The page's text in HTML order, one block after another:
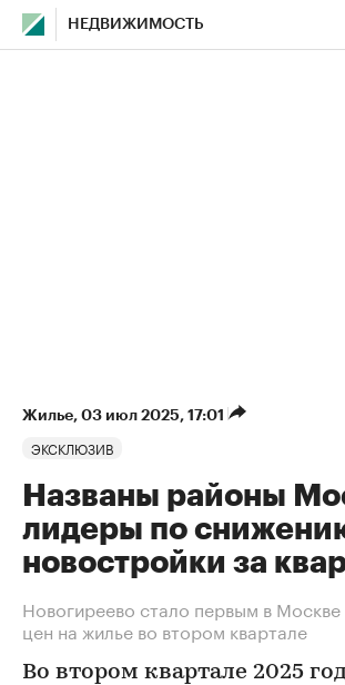
НЕДВИЖИМОСТЬ
Жилье⁠, 03 июл 2025, 17:01
ЭКСКЛЮЗИВ
Названы районы
лидеры по
новостройки за
Новогиреево стало первым в
цен на жилье во втором квартале
Во втором квартале 2025